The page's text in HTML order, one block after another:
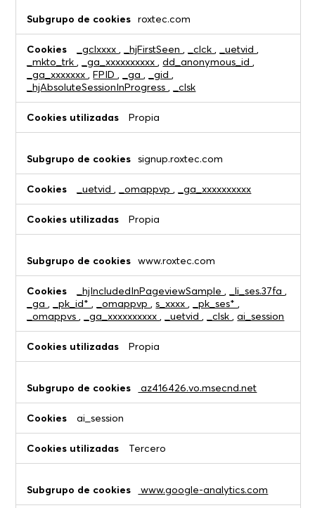
roxtec.com
_gclxxxx, _hjFirstSeen, _clck, _uetvid,
_mkto_trk, _ga_xxxxxxxxxx,dd_anonymous_id,
_ga_xxxxxxx,FPID, _ga, _gid,
_hjAbsoluteSessionInProgress, _clsk
Propia
signup.roxtec.com
_uetvid, _omappvp, _ga_xxxxxxxxxx
Propia
www.roxtec.com
_hjIncludedInPageviewSample, _li_ses.37fa,
_ga, _pk_id*, _omappvp,s_xxxx, _pk_ses*,
_omappvs, _ga_xxxxxxxxxx, _uetvid, _clsk,ai_session
Propia
az416426.vo.msecnd.net
ai_session
Tercero
www.google-analytics.com